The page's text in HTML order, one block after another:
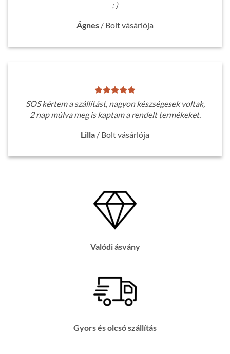
: )
Ágnes / Bolt vásárlója
SOS kértem a szállítást, nagyon készségesek voltak,
2 nap múlva meg is kaptam a rendelt termékeket.
Lilla / Bolt vásárlója
Valódi ásvány
Gyors és olcsó szállítás